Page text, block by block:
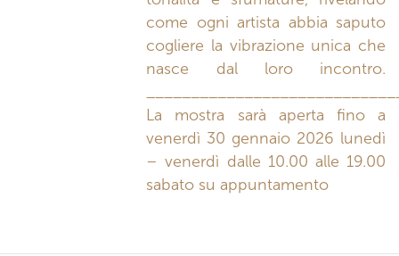
come ogni artista abbia saputo
cogliere la vibrazione unica che
nasce dal loro incontro.
La mostra sarà aperta fino a
venerdì 30 gennaio 2026 lunedì
– venerdì dalle 10.00 alle 19.00
sabato su appuntamento